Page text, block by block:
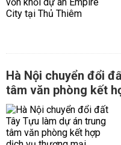
Hà Nội chuyển đổi
tâm văn phòng kết